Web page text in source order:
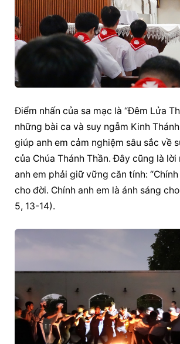
Điểm nhấn của sa mạc là “Đêm Lửa
những bài ca và suy ngẫm Kinh
giúp anh em cảm nghiệm sâu sắc về
của Chúa Thánh Thần. Đây cũng là lời
anh em phải giữ vững căn tính:
cho đời. Chính anh em là ánh sáng
5, 13-14).